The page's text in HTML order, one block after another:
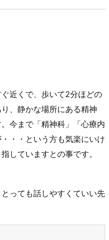
近くで、歩いて2分ほどの
、静かな場所にある精神
今まで「精神科」「心療内
・・という方も気楽にいけ
していますとの事です。
っても話しやすくていい先